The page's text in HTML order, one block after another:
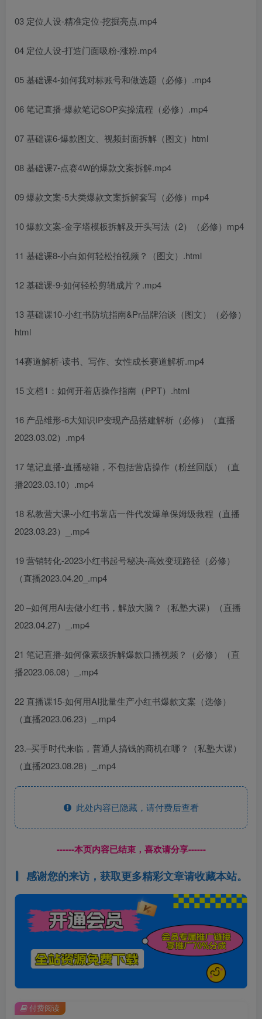
03 定位人设-精准定位-挖掘亮点.mp4
04 定位人设-打造门面吸粉-涨粉.mp4
05 基础课4-如何我对标账号和做选题（必修）.mp4
06 笔记直播-爆款笔记SOP实操流程（必修）.mp4
07 基础课6-爆款图文、视频封面拆解（图文）html
08 基础课7-点赛4W的爆款文案拆解.mp4
09 爆款文案-5大类爆款文案拆解套写（必修）mp4
10 爆款文案-金字塔模板拆解及开头写法（2）（必修）mp4
11 基础课8-小白如何轻松拍视频？（图文）.html
12 基础课-9-如何轻松剪辑成片？.mp4
13 基础课10-小红书防坑指南&Pr品牌治谈（图文）（必修）
html
14赛道解析-读书、写作、女性成长赛道解析.mp4
15 文档1：如何开着店操作指南（PPT）.html
16 产品维形-6大知识IP变现产品搭建解析（必修）（直播
2023.03.02）.mp4
17 笔记直播-直播秘籍，不包括营店操作（粉丝回版）（直
播2023.03.10）.mp4
18 私教营大课-小红书薯店一件代发爆单保姆级救程（直播
2023.03.23）_.mp4
19 营销转化-2023小红书起号秘决-高效变现路径（必修）
（直播2023.04.20_.mp4
20 –如何用AI去做小红书，解放大脑？（私塾大课）（直播
2023.04.27）_.mp4
21 笔记直播-如何像素级拆解爆款口播视频？（必修）（直
播2023.06.08）_.mp4
22 直播课15-如何用AI批量生产小红书爆款文案（选修）
（直播2023.06.23）_.mp4
23.–买手时代来临，普通人搞钱的商机在哪？（私塾大课）
（直播2023.08.28）_.mp4
此处内容已隐藏，请付费后查看
------本页内容已结束，喜欢请分享------
感谢您的来访，获取更多精彩文章请收藏本站。
付费阅读